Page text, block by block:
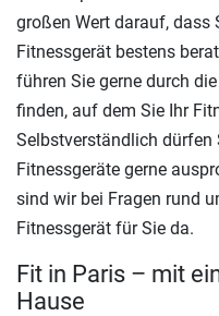
großen Wert darauf, dass
Fitnessgerät bestens
führen Sie gerne durch
finden, auf dem Sie Ihr
Selbstverständlich dürfen
Fitnessgeräte gerne
sind wir bei Fragen rund
Fitnessgerät für Sie da.
Fit in Paris – mit
Hause